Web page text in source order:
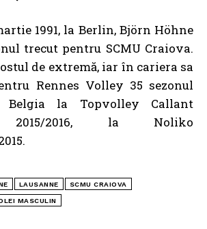
1991, la Berlin, Björn Höhne
trecut pentru SCMU Craiova.
de extremă, iar în cariera sa
Rennes Volley 35 sezonul
Belgia la Topvolley Callant
2015/2016, la Noliko
LAUSANNE SCMU CRAIOVA
MASCULIN